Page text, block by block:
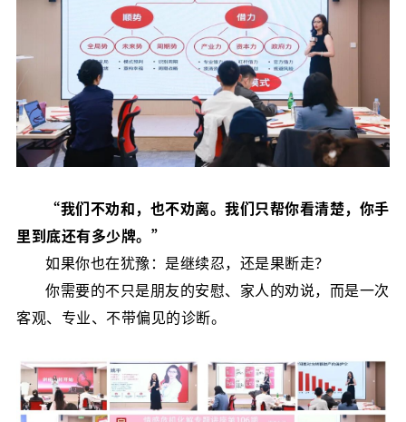
“我们不劝和，也不劝离。我们只帮你看清楚，你手
里到底还有多少牌。”
如果你也在犹豫：是继续忍，还是果断走？
你需要的不只是朋友的安慰、家人的劝说，而是一次
客观、专业、不带偏见的诊断。